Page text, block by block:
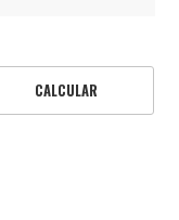
CALCULAR